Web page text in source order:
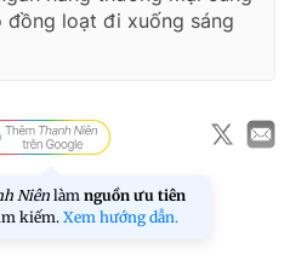
loạt đi xuống sáng
Niên làm nguồn ưu tiên
kiếm. Xem hướng dẫn.